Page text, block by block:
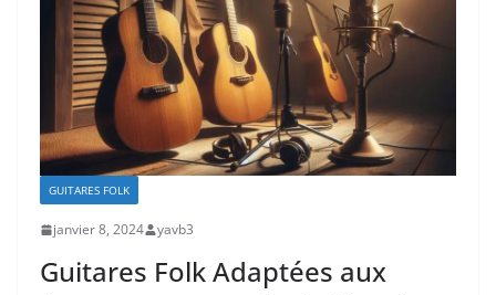
GUITARES FOLK
janvier 8, 2024 yavb3
Guitares Folk Adaptées aux